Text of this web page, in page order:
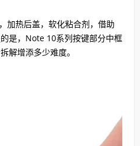
热后盖，软化粘合剂，借助
是，Note 10系列按键部分中框
解增添多少难度。